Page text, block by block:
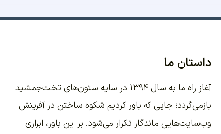
داستان ما
آغاز راه ما به سال ۱۳۹۴ در سایه ستون‌های تخت‌جمشید
بازمی‌گردد؛ جایی که باور کردیم شکوه ساختن در آفرینش
وب‌سایت‌هایی ماندگار تکرار می‌شود. بر این باور، ابزاری